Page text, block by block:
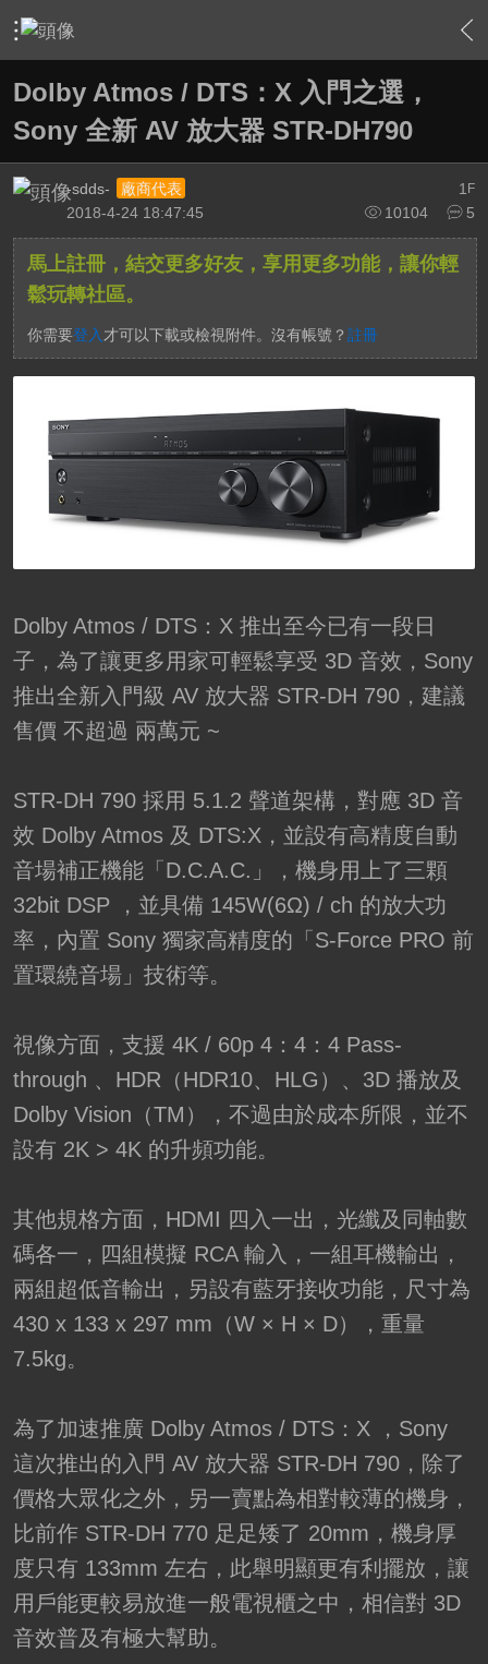
› 家庭劇院 › 擴大機討論區 › 內容
Dolby Atmos / DTS：X 入門之選，
Sony 全新 AV 放大器 STR-DH790
1 F
-sdds-
廠商代表
10104
5
2018-4-24 18:47:45
馬上註冊，結交更多好友，享用更多功能，讓你輕
鬆玩轉社區。
你需要登入 才可以下載或檢視附件。沒有帳號？ 註冊
Dolby Atmos / DTS：X 推出至今已有一段日
子，為了讓更多用家可輕鬆享受 3D 音效，Sony
推出全新入門級 AV 放大器 STR-DH 790，建議
售價 不超過 兩萬元 ~
STR-DH 790 採用 5.1.2 聲道架構，對應 3D 音
效 Dolby Atmos 及 DTS:X，並設有高精度自動
音場補正機能「D.C.A.C.」，機身用上了三顆
32bit DSP ，並具備 145W(6Ω) / ch 的放大功
率，內置 Sony 獨家高精度的「S-Force PRO 前
置環繞音場」技術等。
視像方面，支援 4K / 60p 4：4：4 Pass-
through 、HDR（HDR10、HLG）、3D 播放及
Dolby Vision（TM），不過由於成本所限，並不
設有 2K > 4K 的升頻功能。
其他規格方面，HDMI 四入一出，光纖及同軸數
碼各一，四組模擬 RCA 輸入，一組耳機輸出，
兩組超低音輸出，另設有藍牙接收功能，尺寸為
430 x 133 x 297 mm（W × H × D），重量
7.5kg。
為了加速推廣 Dolby Atmos / DTS：X ，Sony
這次推出的入門 AV 放大器 STR-DH 790，除了
價格大眾化之外，另一賣點為相對較薄的機身，
比前作 STR-DH 770 足足矮了 20mm，機身厚
度只有 133mm 左右，此舉明顯更有利擺放，讓
用戶能更較易放進一般電視櫃之中，相信對 3D
音效普及有極大幫助。